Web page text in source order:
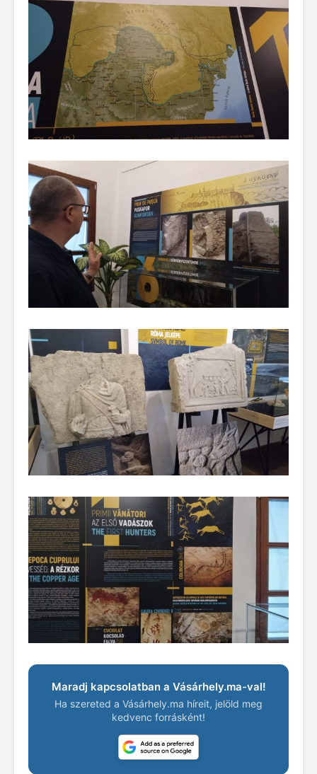
Maradj kapcsolatban a Vásárhely.ma-val!
Ha szereted a Vásárhely.ma híreit, jelöld meg
kedvenc forrásként!